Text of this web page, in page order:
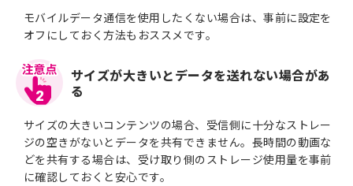
モバイルデータ通信を使用したくない場合は、事前に設定を
オフにしておく方法もおススメです。
2
サイズが大きいとデータを送れない場合があ
る
サイズの大きいコンテンツの場合、受信側に十分なストレー
ジの空きがないとデータを共有できません。長時間の動画な
どを共有する場合は、受け取り側のストレージ使用量を事前
に確認しておくと安心です。